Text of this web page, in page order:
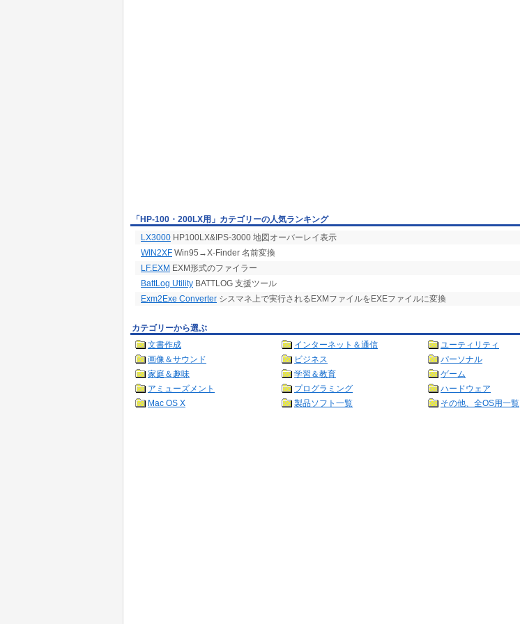
「HP-100・200LX用」カテゴリーの人気ランキング
LX3000 HP100LX&IPS-3000 地図オーバーレイ表示
WIN2XF Win95→X-Finder 名前変換
LF.EXM EXM形式のファイラー
BattLog Utility BATTLOG 支援ツール
Exm2Exe Converter シスマネ上で実行されるEXMファイルをEXEファイルに変換
カテゴリーから選ぶ
文書作成
インターネット＆通信
ユーティリティ
画像＆サウンド
ビジネス
パーソナル
家庭＆趣味
学習＆教育
ゲーム
アミューズメント
プログラミング
ハードウェア
Mac OS X
製品ソフト一覧 その他、全OS用一覧